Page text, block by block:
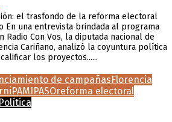
el trasfondo de la reforma electoral
En una entrevista brindada al programa
Radio Con Vos, la diputada nacional de
Cariñano, analizó la coyuntura política
los proyectos......
de campañasFlorencia
PAMIPASOreforma electoral
Política